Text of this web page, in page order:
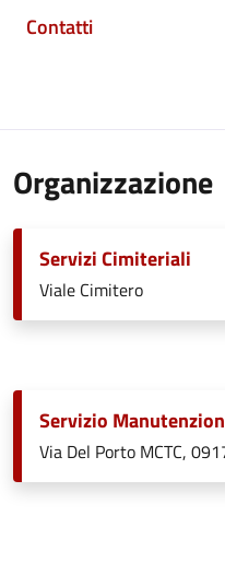
Contatti
Organizzazione
Servizi Cimiteriali
Viale Cimitero
Servizio
Via Del Porto MCTC,